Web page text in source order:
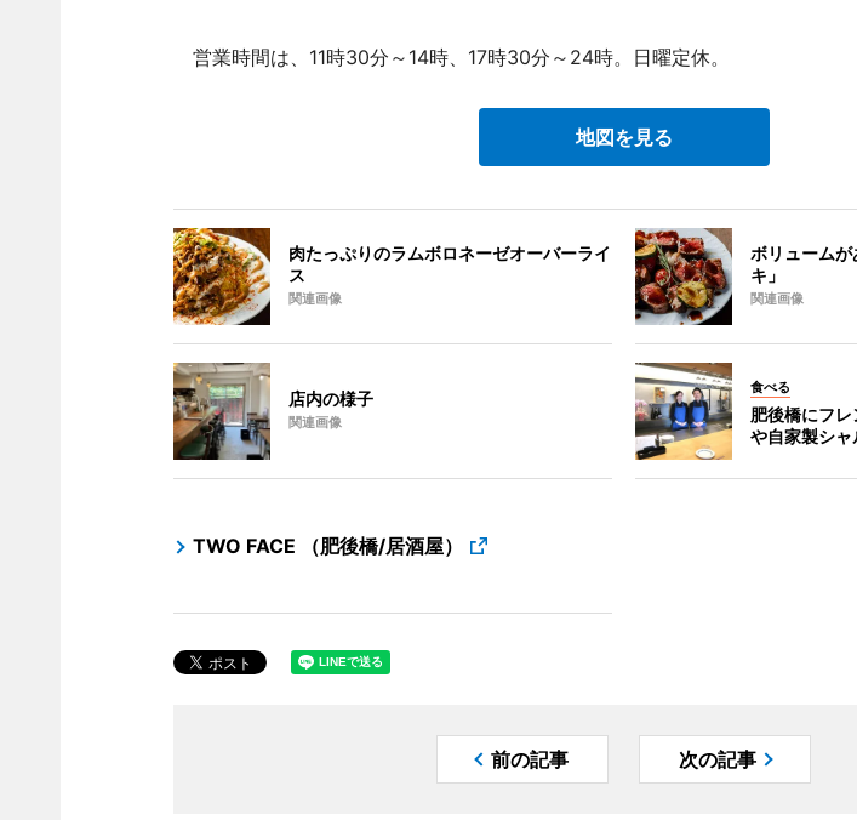
営業時間は、11時30分～14時、17時30分～24時。日曜定休。
地図を見る
肉たっぷりのラムボロネーゼオーバーライ
ス
関連画像
ボリューム
キ」
関連画像
店内の様子
関連画像
食べる
肥後橋にフ
や自家製シ
TWO FACE （肥後橋/居酒屋）
前の記事 次の記事